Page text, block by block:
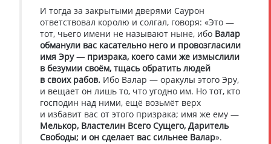
И тогда за закрытыми дверями Саурон
ответствовал королю и солгал, говоря: «Это —
тот, чьего имени не называют ныне, ибо Валар
обманули вас касательно него и провозгласили
имя Эру — призрака, коего сами же измыслили
в безумии своём, тщась обратить людей
в своих рабов. Ибо Валар — оракулы этого Эру,
и вещает он лишь то, что угодно им. Но тот, кто
господин над ними, ещё возьмёт верх
и избавит вас от этого призрака; имя же ему —
Мелькор, Властелин Всего Сущего, Даритель
Свободы; и он сделает вас сильнее Валар».